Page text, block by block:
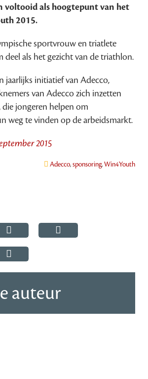
voltooid als hoogtepunt van het
2015.
sportvrouw en triatlete
deel als het gezicht van de triathlon.
jaarlijks initiatief van Adecco,
van Adecco zich inzetten
jongeren helpen om
weg te vinden op de arbeidsmarkt.
2015
Adecco,sponsoring,Win4Youth
auteur